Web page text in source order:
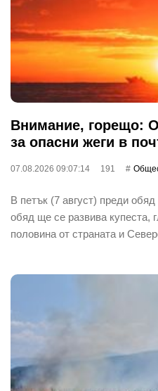
Внимание, горещо:
за опасни жеги в
07.08.2026 09:07:14 191
В петък (7 август) преди
обяд ще се развива купеста,
половина от страната и